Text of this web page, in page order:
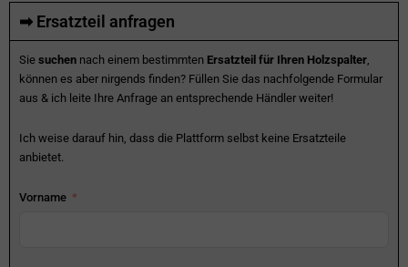
➡ Ersatzteil anfragen
Sie suchen nach einem bestimmten Ersatzteil für Ihren Holzspalter,
können es aber nirgends finden? Füllen Sie das nachfolgende Formular
aus & ich leite Ihre Anfrage an entsprechende Händler weiter!
Ich weise darauf hin, dass die Plattform selbst keine Ersatzteile
anbietet.
Vorname